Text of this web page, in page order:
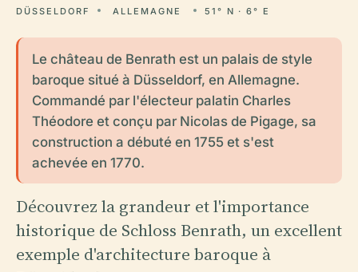
DÜSSELDORF ALLEMAGNE 51° N · 6° E
Le château de Benrath est un palais de style
baroque situé à Düsseldorf, en Allemagne.
Commandé par l'électeur palatin Charles
Théodore et conçu par Nicolas de Pigage, sa
construction a débuté en 1755 et s'est
achevée en 1770.
Découvrez la grandeur et l'importance
historique de Schloss Benrath, un excellent
exemple d'architecture baroque à